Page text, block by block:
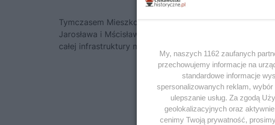
Tymczasem Mieszko II tracił ziemie zdobyte przez
Jarosława i Mścisława, a jeden najazd na Saksonię nie
całej infrastruktury monarchii. Czuć było woń
My, naszych 1162 zaufanych
przechowujemy informacje na
standardowe informacje
spersonalizowanych reklam,
ulepszanie usług. Za zgodą
geolokalizacyjnych oraz
cenimy Twoją prywatność,